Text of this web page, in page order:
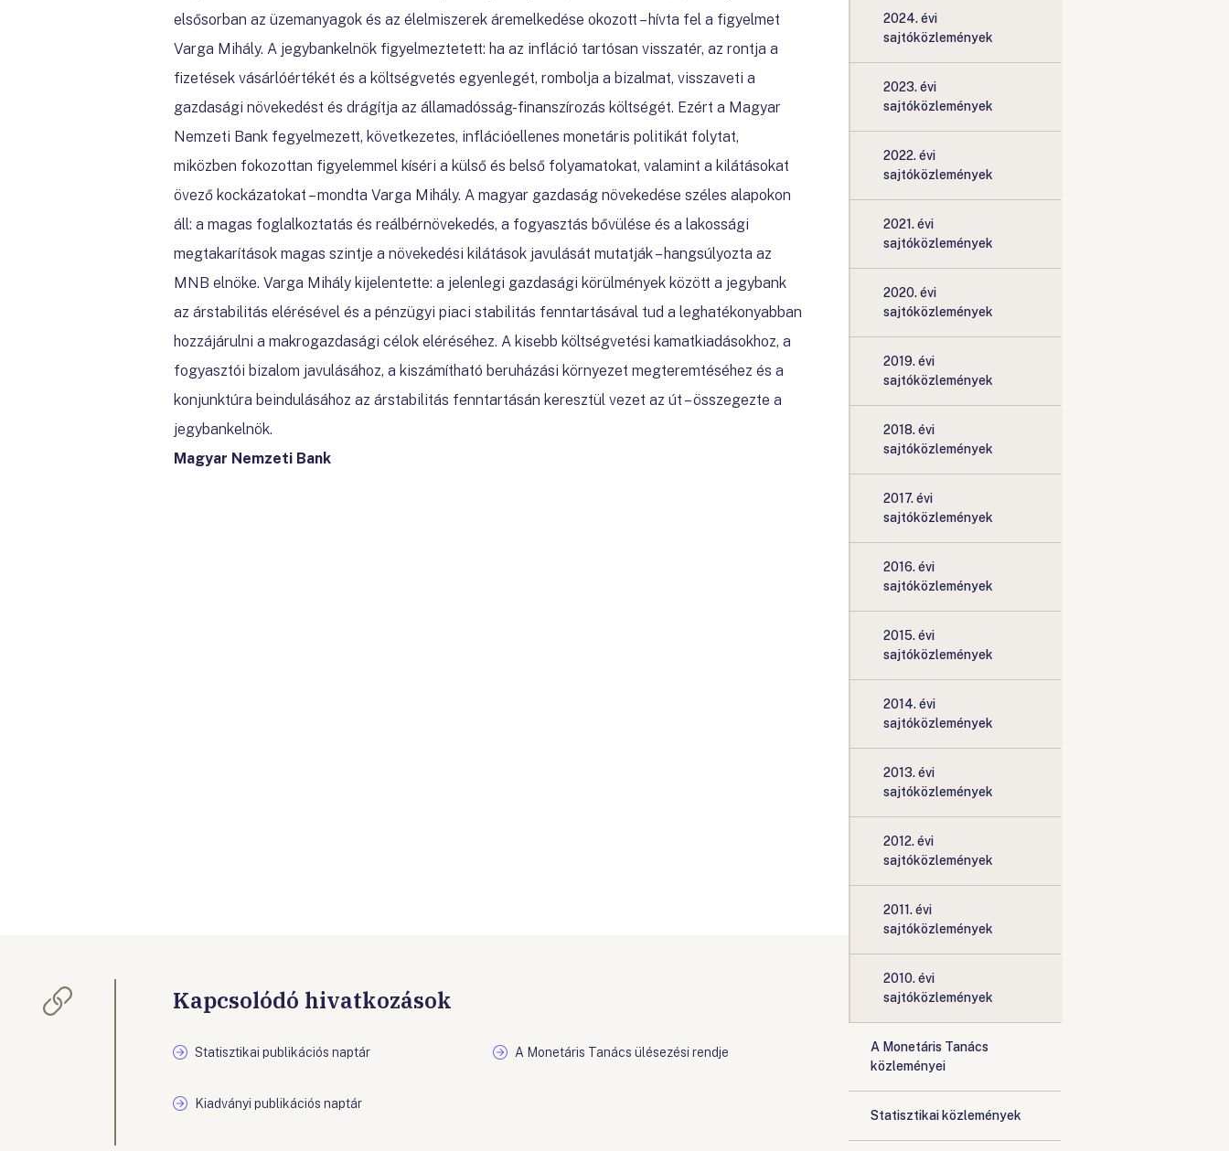
elsősorban az üzemanyagok és az élelmiszerek áremelkedése okozott – hívta fel a figyelmet
Varga Mihály. A jegybankelnök figyelmeztetett: ha az infláció tartósan visszatér, az rontja a
fizetések vásárlóértékét és a költségvetés egyenlegét, rombolja a bizalmat, visszaveti a
gazdasági növekedést és drágítja az államadósság-finanszírozás költségét. Ezért a Magyar
Nemzeti Bank fegyelmezett, következetes, inflációellenes monetáris politikát folytat,
miközben fokozottan figyelemmel kíséri a külső és belső folyamatokat, valamint a kilátásokat
övező kockázatokat – mondta Varga Mihály. A magyar gazdaság növekedése széles alapokon
áll: a magas foglalkoztatás és reálbérnövekedés, a fogyasztás bővülése és a lakossági
megtakarítások magas szintje a növekedési kilátások javulását mutatják – hangsúlyozta az
MNB elnöke. Varga Mihály kijelentette: a jelenlegi gazdasági körülmények között a jegybank
az árstabilitás elérésével és a pénzügyi piaci stabilitás fenntartásával tud a leghatékonyabban
hozzájárulni a makrogazdasági célok eléréséhez. A kisebb költségvetési kamatkiadásokhoz, a
fogyasztói bizalom javulásához, a kiszámítható beruházási környezet megteremtéséhez és a
konjunktúra beindulásához az árstabilitás fenntartásán keresztül vezet az út – összegezte a
jegybankelnök.
Magyar Nemzeti Bank
Kapcsolódó hivatkozások
Statisztikai publikációs naptár A Monetáris Tanács ülésezési rendje
Kiadványi publikációs naptár
2024. évi
sajtóközlemények
2023. évi
sajtóközlemények
2022. évi
sajtóközlemények
2021. évi
sajtóközlemények
2020. évi
sajtóközlemények
2019. évi
sajtóközlemények
2018. évi
sajtóközlemények
2017. évi
sajtóközlemények
2016. évi
sajtóközlemények
2015. évi
sajtóközlemények
2014. évi
sajtóközlemények
2013. évi
sajtóközlemények
2012. évi
sajtóközlemények
2011. évi
sajtóközlemények
2010. évi
sajtóközlemények
A Monetáris Tanács
közleményei
Statisztikai közlemények